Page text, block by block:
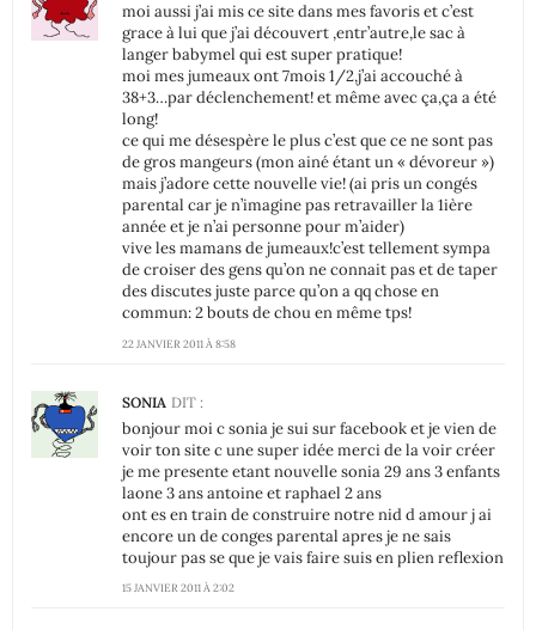
22 JANVIER 2011 À 8:58
moi aussi j’ai mis ce site dans mes favoris et c’est
grace à lui que j’ai découvert ,entr’autre,le sac à
langer babymel qui est super pratique!
moi mes jumeaux ont 7mois 1/2,j’ai accouché à
38+3…par déclenchement! et même avec ça,ça a été
long!
ce qui me désespère le plus c’est que ce ne sont pas
de gros mangeurs (mon ainé étant un « dévoreur »)
mais j’adore cette nouvelle vie! (ai pris un congés
parental car je n’imagine pas retravailler la 1ière
année et je n’ai personne pour m’aider)
vive les mamans de jumeaux!c’est tellement sympa
de croiser des gens qu’on ne connait pas et de taper
des discutes juste parce qu’on a qq chose en
commun: 2 bouts de chou en même tps!
SONIA DIT :
15 JANVIER 2011 À 2:02
bonjour moi c sonia je sui sur facebook et je vien de
voir ton site c une super idée merci de la voir créer
je me presente etant nouvelle sonia 29 ans 3 enfants
laone 3 ans antoine et raphael 2 ans
ont es en train de construire notre nid d amour j ai
encore un de conges parental apres je ne sais
toujour pas se que je vais faire suis en plien reflexion